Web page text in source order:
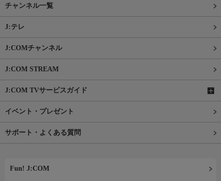
チャンネル一覧
J:テレ
J:COMチャンネル
J:COM STREAM
J:COM TVサービスガイド
イベント・プレゼント
サポート・よくある質問
Fun! J:COM